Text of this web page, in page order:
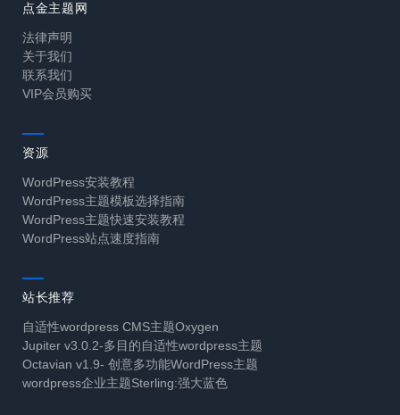
点金主题网
法律声明
关于我们
联系我们
VIP会员购买
资源
WordPress安装教程
WordPress主题模板选择指南
WordPress主题快速安装教程
WordPress站点速度指南
站长推荐
自适性wordpress CMS主题Oxygen
Jupiter v3.0.2-多目的自适性wordpress主题
Octavian v1.9- 创意多功能WordPress主题
wordpress企业主题Sterling:强大蓝色